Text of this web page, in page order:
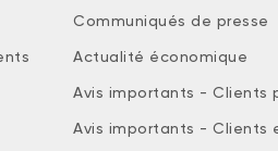
Communiqués de presse
Actualité économique
Avis importants - Clients
Avis importants - Clients